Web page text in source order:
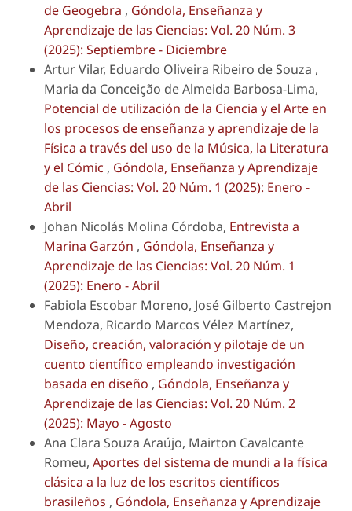
de Geogebra , Góndola, Enseñanza y
Aprendizaje de las Ciencias: Vol. 20 Núm. 3
(2025): Septiembre - Diciembre
Artur Vilar, Eduardo Oliveira Ribeiro de Souza ,
Maria da Conceição de Almeida Barbosa-Lima,
Potencial de utilización de la Ciencia y el Arte en
los procesos de enseñanza y aprendizaje de la
Física a través del uso de la Música, la Literatura
y el Cómic , Góndola, Enseñanza y Aprendizaje
de las Ciencias: Vol. 20 Núm. 1 (2025): Enero -
Abril
Johan Nicolás Molina Córdoba, Entrevista a
Marina Garzón , Góndola, Enseñanza y
Aprendizaje de las Ciencias: Vol. 20 Núm. 1
(2025): Enero - Abril
Fabiola Escobar Moreno, José Gilberto Castrejon
Mendoza, Ricardo Marcos Vélez Martínez,
Diseño, creación, valoración y pilotaje de un
cuento científico empleando investigación
basada en diseño , Góndola, Enseñanza y
Aprendizaje de las Ciencias: Vol. 20 Núm. 2
(2025): Mayo - Agosto
Ana Clara Souza Araújo, Mairton Cavalcante
Romeu, Aportes del sistema de mundi a la física
clásica a la luz de los escritos científicos
brasileños , Góndola, Enseñanza y Aprendizaje